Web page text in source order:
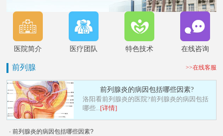
医院简介 医疗团队 特色技术 在线咨询
前列腺 >>在线客服
前列腺炎的病因包括哪些因素?
洛阳看前列腺炎的医院?前列腺炎的病因包括
哪些...[详情]
· 前列腺炎的病因包括哪些因素?